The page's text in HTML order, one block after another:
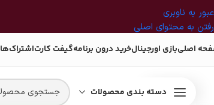
عبور به ناوبری
رفتن به محتوای اصلی
اصلیبازی اورجینالخرید درون برنامهگیفت کارتاشتراک‌ها
دسته بندی محصولات